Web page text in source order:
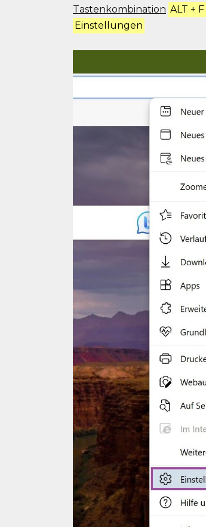
Tastenkombination ALT + F
Einstellungen